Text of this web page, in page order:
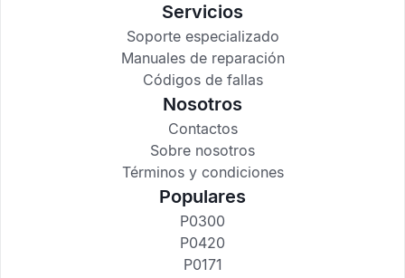
Servicios
Soporte especializado
Manuales de reparación
Códigos de fallas
Nosotros
Contactos
Sobre nosotros
Términos y condiciones
Populares
P0300
P0420
P0171